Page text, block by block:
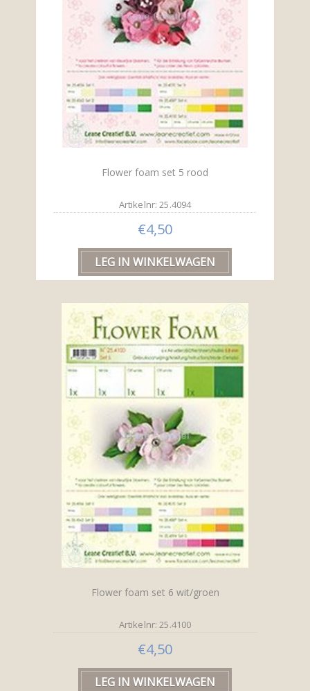
Flower foam set 5 rood
Artikelnr: 25.4094
€4,50
Flower foam set 6 wit/groen
Artikelnr: 25.4100
€4,50